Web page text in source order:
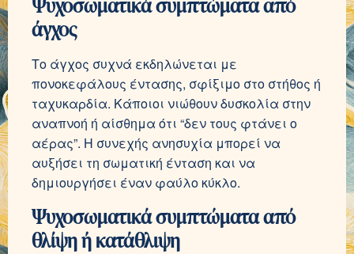
άγχος
Το άγχος συχνά εκδηλώνεται με
πονοκεφάλους έντασης, σφίξιμο στο στήθος ή
ταχυκαρδία. Κάποιοι νιώθουν δυσκολία στην
αναπνοή ή αίσθημα ότι “δεν τους φτάνει ο
αέρας”. Η συνεχής ανησυχία μπορεί να
αυξήσει τη σωματική ένταση και να
δημιουργήσει έναν φαύλο κύκλο.
Ψυχοσωματικά συμπτώματα από
θλίψη ή κατάθλιψη